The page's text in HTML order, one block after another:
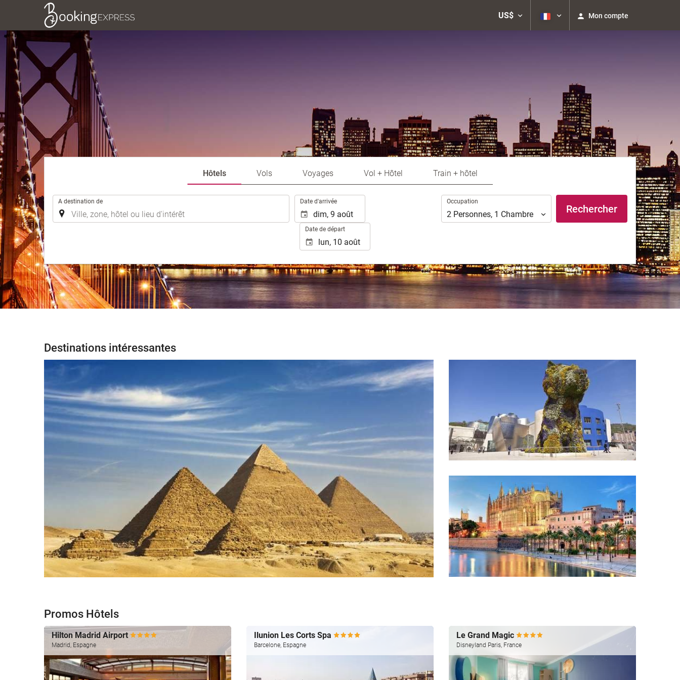
US$ Mon compte
Hôtels Vols Voyages Vol + Hôtel Train + hôtel
A destination de Date d'arrivée
Date de départ
Occupation
Occupation
2 Personnes, 1 Chambre Rechercher
Destinations intéressantes
Promos Hôtels
Hilton Madrid Airport
Madrid, Espagne
Ilunion Les Corts Spa
Barcelone, Espagne
Le Grand Magic
Disneyland Paris, France